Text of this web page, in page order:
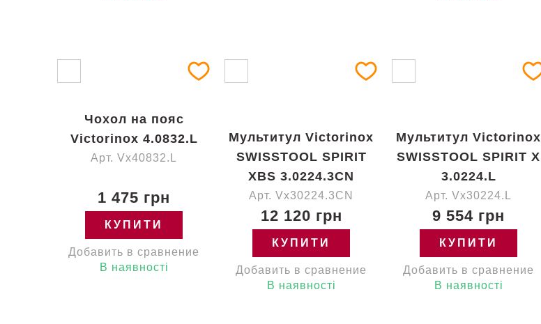
Чохол на пояс
Victorinox 4.0832.L
Арт. Vx40832.L
1 475 грн
КУПИТИ
Добавить в сравнение
В наявності
Мультитул Victorinox
SWISSTOOL SPIRIT
XBS 3.0224.3CN
Арт. Vx30224.3CN
12 120 грн
КУПИТИ
Добавить в сравнение
В наявності
Мультитул Victorinox
SWISSTOOL SPIRIT X
3.0224.L
Арт. Vx30224.L
9 554 грн
КУПИТИ
Добавить в сравнение
В наявності